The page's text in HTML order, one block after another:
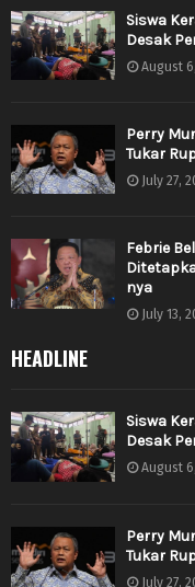
Siswa
Desak
August
Perry
Tukar
July 27,
Febrie
nya
July 13,
HEADLINE
Siswa
Desak
August
Perry
Tukar
July 27,